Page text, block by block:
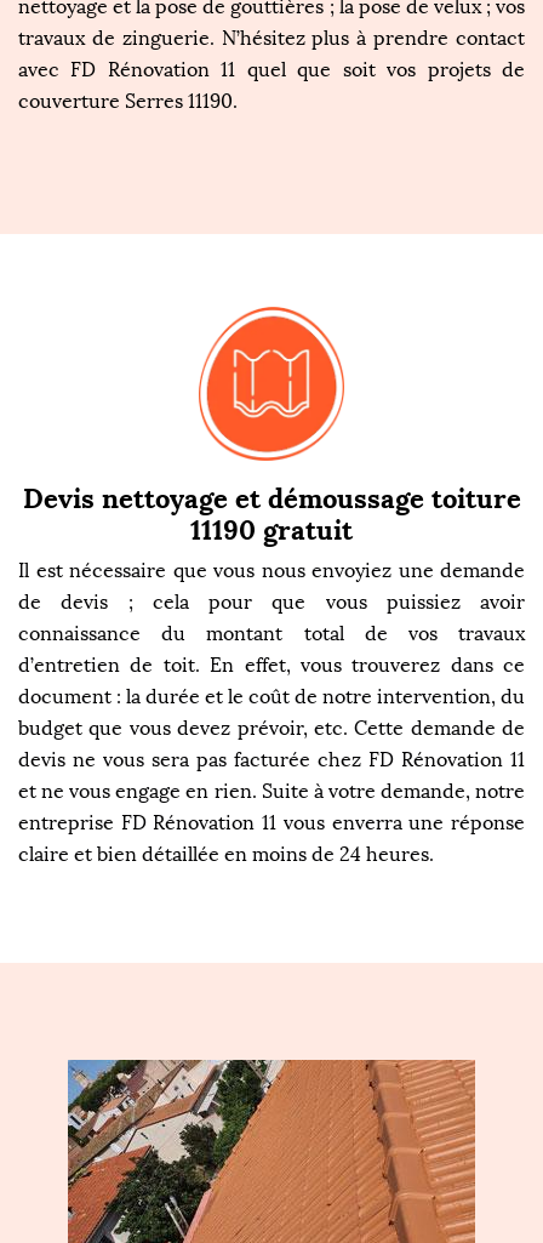
nettoyage et la pose de gouttières ; la pose de velux ; vos
travaux de zinguerie. N’hésitez plus à prendre contact
avec FD Rénovation 11 quel que soit vos projets de
couverture Serres 11190.
Devis nettoyage et démoussage toiture
11190 gratuit
Il est nécessaire que vous nous envoyiez une demande
de devis ; cela pour que vous puissiez avoir
connaissance du montant total de vos travaux
d’entretien de toit. En effet, vous trouverez dans ce
document : la durée et le coût de notre intervention, du
budget que vous devez prévoir, etc. Cette demande de
devis ne vous sera pas facturée chez FD Rénovation 11
et ne vous engage en rien. Suite à votre demande, notre
entreprise FD Rénovation 11 vous enverra une réponse
claire et bien détaillée en moins de 24 heures.